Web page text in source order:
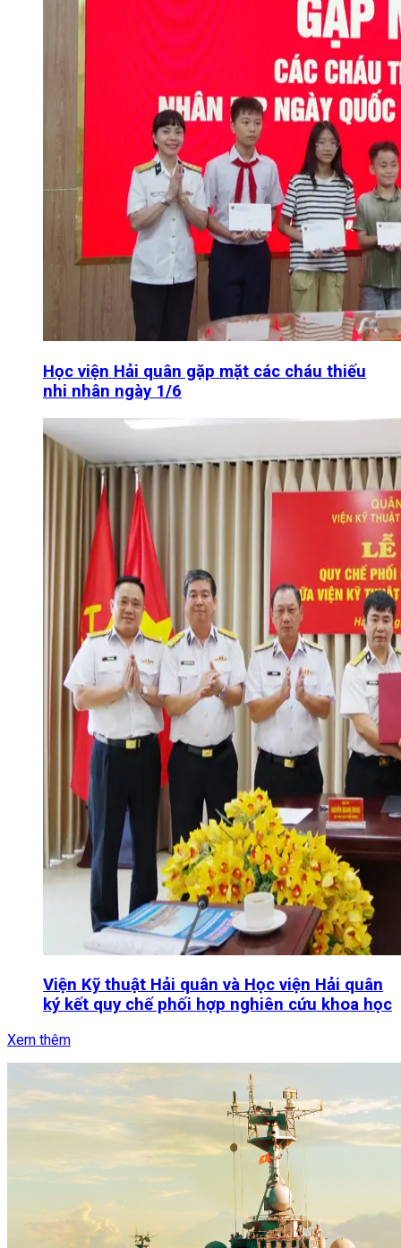
Học viện Hải quân gặp mặt các cháu thiếu
nhi nhân ngày 1/6
Viện Kỹ thuật Hải quân và Học viện Hải quân
ký kết quy chế phối hợp nghiên cứu khoa học
Xem thêm